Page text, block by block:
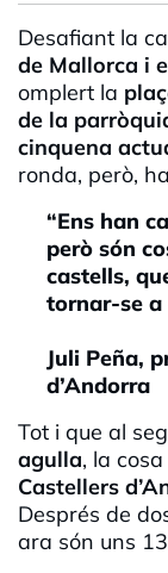
Desafiant la
de Mallorca i
omplert la
de la
cinquena
ronda, però,
“Ens han
però són
castells,
tornar-se
Juli Peña,
d’Andorra
Tot i que al
agulla, la
Castellers
Després de
ara són uns